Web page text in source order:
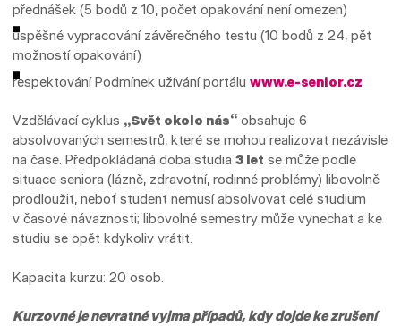
přednášek (5 bodů z 10, počet opakování není omezen)
úspěšné vypracování závěrečného testu (10 bodů z 24, pět
možností opakování)
respektování Podmínek užívání portáluwww.e-senior.cz
Vzdělávací cyklus „Svět okolo nás“ obsahuje 6
absolvovaných semestrů, které se mohou realizovat nezávisle
na čase. Předpokládaná doba studia3 let se může podle
situace seniora (lázně, zdravotní, rodinné problémy) libovolně
prodloužit, neboť student nemusí absolvovat celé studium
v časové návaznosti; libovolné semestry může vynechat a ke
studiu se opět kdykoliv vrátit.
Kapacita kurzu: 20 osob.
Kurzovné je nevratné vyjma případů, kdy dojde ke zrušení